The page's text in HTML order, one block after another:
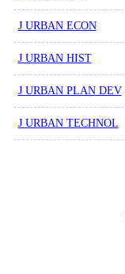
J URBAN ECON
J URBAN HIST
J URBAN PLAN DEV
J URBAN TECHNOL